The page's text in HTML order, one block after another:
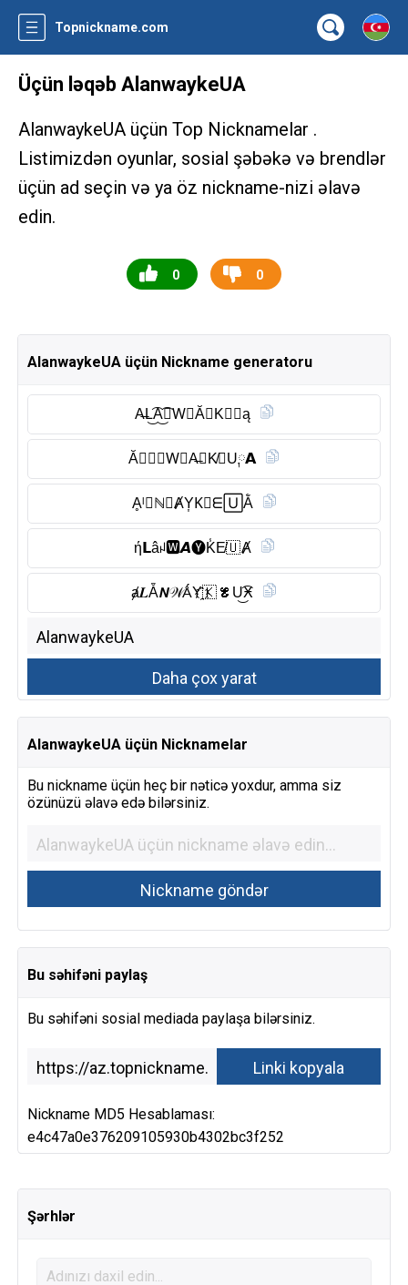
Topnickname.com
Üçün ləqəb AlanwaykeUA
AlanwaykeUA üçün Top Nicknamelar .
Listimizdən oyunlar, sosial şəbəkə və brendlər
üçün ad seçin və ya öz nickname-nizi əlavə
edin.
0 0
AlanwaykeUA üçün Nickname generatoru
A̶L͜͡A͜͡𝙽W⃠Ă𝑌K𝔼𝕌ą
Ă𝙇𝓐𝕹W⃠A̶𝒀K̸𝐄U༙𝗔
Ḁˡ𝑨ℕ𝚆ȺY͎K⃠ᗴ🅄Ằ
ή𝗟âꈤ🆆︎𝘼🅨︎K̾E̸🇺 Ⱥ
ⱥ𝑳Ẵ𝙉𝒲ǺY҈🇰 𝓔U͜͡Ӿ
AlanwaykeUA üçün Nicknamelar
Bu nickname üçün heç bir nəticə yoxdur, amma siz
özünüzü əlavə edə bilərsiniz.
Bu səhifəni paylaş
Bu səhifəni sosial mediada paylaşa bilərsiniz.
Nickname MD5 Hesablaması:
e4c47a0e376209105930b4302bc3f252
Şərhlər